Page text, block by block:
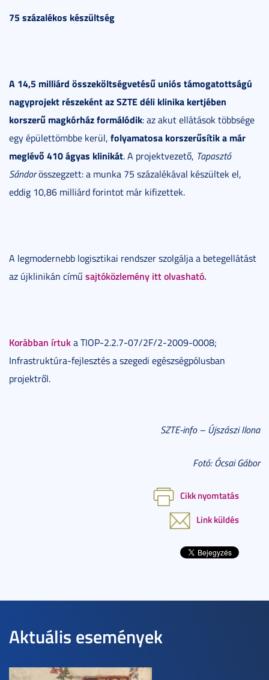
75 százalékos készültség
A 14,5 milliárd összeköltségvetésű uniós támogatottságú
nagyprojekt részeként az SZTE déli klinika kertjében
korszerű magkórház formálódik: az akut ellátások többsége
egy épülettömbbe kerül, folyamatosa korszerűsítik a már
meglévő 410 ágyas klinikát. A projektvezető, Tapasztó
Sándorösszegzett: a munka 75 százalékával készültek el,
eddig 10,86 milliárd forintot már kifizettek.
A legmodernebb logisztikai rendszer szolgálja a betegellátást
az újklinikán című sajtóközlemény itt olvasható.
Korábban írtuka TIOP-2.2.7-07/2F/2-2009-0008;
Infrastruktúra-fejlesztés a szegedi egészségpólusban
projektről.
SZTE-info – Újszászi Ilona
Fotó: Ócsai Gábor
Cikk nyomtatás
Link küldés
Aktuális események